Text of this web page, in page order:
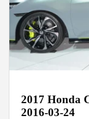
2017 Honda
2016-03-24